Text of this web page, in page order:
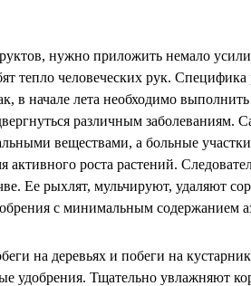
нужно приложить немало
тепло человеческих рук. Специфика
в начале лета необходимо
различным заболеваниям.
веществами, а больные
роста растений.
Ее рыхлят, мульчируют, удаляют
с минимальным содержанием
на деревьях и побеги на
удобрения. Тщательно увлажняют